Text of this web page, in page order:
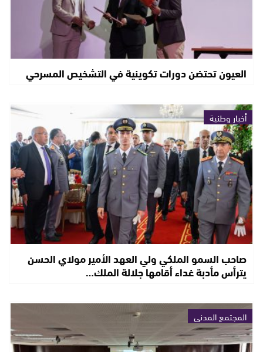
العيون تحتضن دورات تكوينية في التشخيص المسرحي
أخبار وطنية
صاحب السمو الملكي ولي العهد الأمير مولاي الحسن
يترأس مأدبة غداء أقامها جلالة الملك…
المجتمع المدني